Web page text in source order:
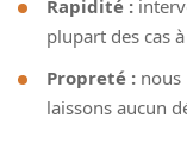
Rapidité :
plupart des cas
Propreté : nous
laissons aucun